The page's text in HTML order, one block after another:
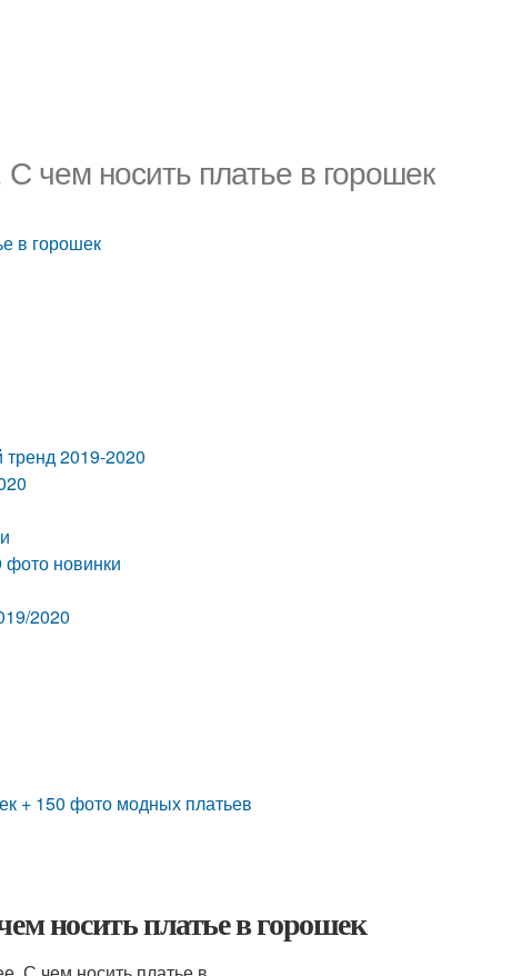
чем носить платье в горошек
в горошек
2019-2020
фото новинки
2020
+ 150 фото модных платьев
носить платье в горошек